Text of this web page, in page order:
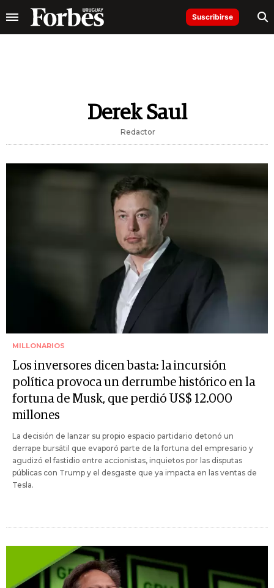
Suscribirse
Derek Saul
Redactor
MILLONARIOS
Los inversores dicen basta: la incursión
política provoca un derrumbe histórico en la
fortuna de Musk, que perdió US$ 12.000
millones
La decisión de lanzar su propio espacio partidario detonó un
derrape bursátil que evaporó parte de la fortuna del empresario y
agudizó el fastidio entre accionistas, inquietos por las disputas
públicas con Trump y el desgaste que ya impacta en las ventas de
Tesla.